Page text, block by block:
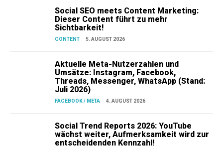
Social SEO meets Content Marketing:
Dieser Content führt zu mehr
Sichtbarkeit!
CONTENT 5. AUGUST 2026
Aktuelle Meta-Nutzerzahlen und
Umsätze: Instagram, Facebook,
Threads, Messenger, WhatsApp (Stand:
Juli 2026)
FACEBOOK / META 4. AUGUST 2026
Social Trend Reports 2026: YouTube
wächst weiter, Aufmerksamkeit wird zur
entscheidenden Kennzahl!